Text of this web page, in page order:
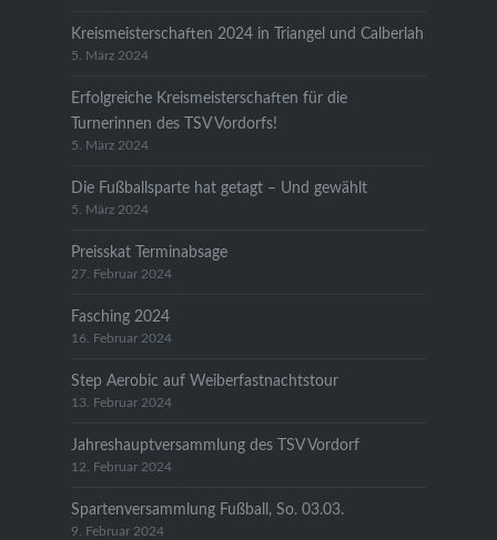
Kreismeisterschaften 2024 in Triangel und Calberlah
5. März 2024
Erfolgreiche Kreismeisterschaften für die
Turnerinnen des TSV Vordorfs!
5. März 2024
Die Fußballsparte hat getagt – Und gewählt
5. März 2024
Preisskat Terminabsage
27. Februar 2024
Fasching 2024
16. Februar 2024
Step Aerobic auf Weiberfastnachtstour
13. Februar 2024
Jahreshauptversammlung des TSV Vordorf
12. Februar 2024
Spartenversammlung Fußball, So. 03.03.
9. Februar 2024